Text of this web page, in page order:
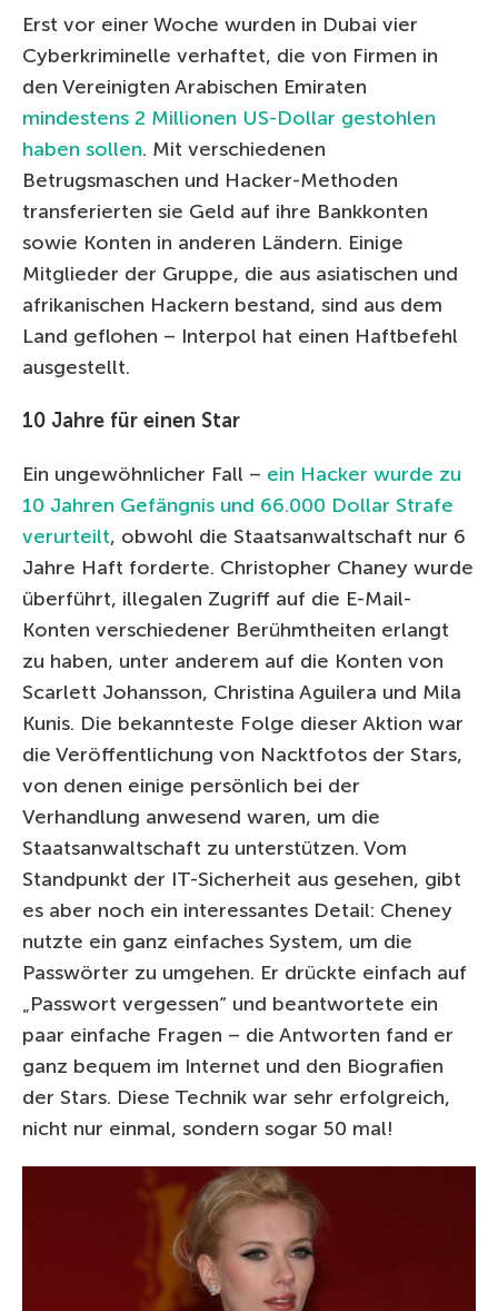
Erst vor einer Woche wurden in Dubai vier
Cyberkriminelle verhaftet, die von Firmen in
den Vereinigten Arabischen Emiraten
mindestens 2 Millionen US-Dollar gestohlen
haben sollen. Mit verschiedenen
Betrugsmaschen und Hacker-Methoden
transferierten sie Geld auf ihre Bankkonten
sowie Konten in anderen Ländern. Einige
Mitglieder der Gruppe, die aus asiatischen und
afrikanischen Hackern bestand, sind aus dem
Land geflohen – Interpol hat einen Haftbefehl
ausgestellt.
10 Jahre für einen Star
Ein ungewöhnlicher Fall – ein Hacker wurde zu
10 Jahren Gefängnis und 66.000 Dollar Strafe
verurteilt, obwohl die Staatsanwaltschaft nur 6
Jahre Haft forderte. Christopher Chaney wurde
überführt, illegalen Zugriff auf die E-Mail-
Konten verschiedener Berühmtheiten erlangt
zu haben, unter anderem auf die Konten von
Scarlett Johansson, Christina Aguilera und Mila
Kunis. Die bekannteste Folge dieser Aktion war
die Veröffentlichung von Nacktfotos der Stars,
von denen einige persönlich bei der
Verhandlung anwesend waren, um die
Staatsanwaltschaft zu unterstützen. Vom
Standpunkt der IT-Sicherheit aus gesehen, gibt
es aber noch ein interessantes Detail: Cheney
nutzte ein ganz einfaches System, um die
Passwörter zu umgehen. Er drückte einfach auf
„Passwort vergessen“ und beantwortete ein
paar einfache Fragen – die Antworten fand er
ganz bequem im Internet und den Biografien
der Stars. Diese Technik war sehr erfolgreich,
nicht nur einmal, sondern sogar 50 mal!